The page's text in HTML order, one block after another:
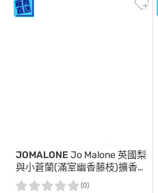
JOMALONE Jo Malone 英國梨
與小蒼蘭(滿室幽香藤枝)擴香組
165ml
(0)